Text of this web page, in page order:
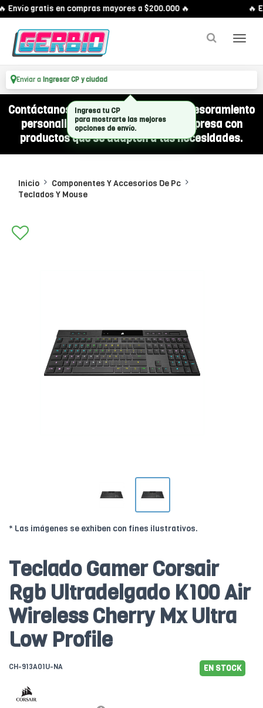
Envío gratis en compras mayores a $200.000 🔥 🔥
Enviar a Ingresar CP y ciudad
Contáctanos por WhatsApp y recibí asesoramiento
personalizado para equipar a tu empresa con
productos que se adapten a tus necesidades.
Inicio
Componentes Y Accesorios De Pc
Teclados Y Mouse
* Las imágenes se exhiben con fines ilustrativos.
Teclado Gamer Corsair
Rgb Ultradelgado K100 Air
Wireless Cherry Mx Ultra
Low Profile
CH-913A01U-NA EN STOCK
Ingresa tu CP
para mostrarte las mejores
opciones de envío.